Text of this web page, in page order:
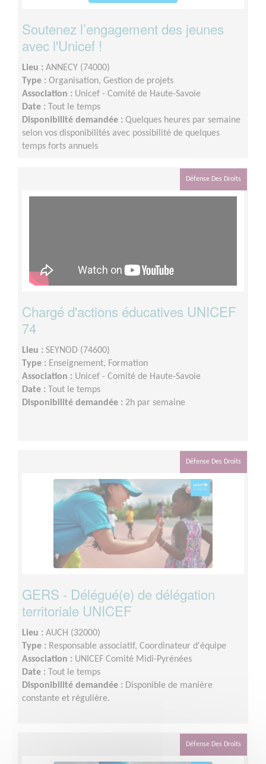
Soutenez l’engagement des jeunes
avec l'Unicef !
Lieu : ANNECY (74000)
Type : Organisation, Gestion de projets
Association : Unicef - Comité de Haute-Savoie
Date :
Tout le temps
Disponibilité demandée : Quelques heures par semaine
selon vos disponibilités avec possibilité de quelques
temps forts annuels
Défense Des Droits
Chargé d'actions éducatives UNICEF
74
Lieu : SEYNOD (74600)
Type : Enseignement, Formation
Association : Unicef - Comité de Haute-Savoie
Date :
Tout le temps
Disponibilité demandée : 2h par semaine
Défense Des Droits
GERS - Délégué(e) de délégation
territoriale UNICEF
Lieu : AUCH (32000)
Type : Responsable associatif, Coordinateur d'équipe
Association : UNICEF Comité Midi-Pyrénées
Date :
Tout le temps
Disponibilité demandée : Disponible de manière
constante et régulière.
Défense Des Droits